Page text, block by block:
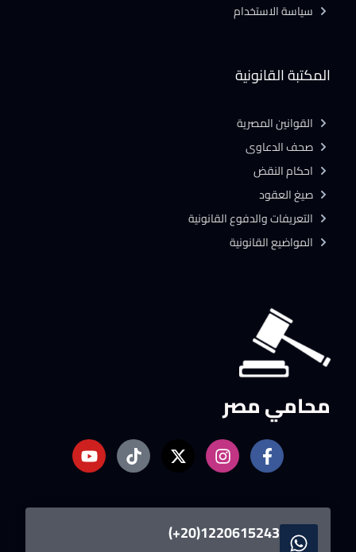
محامي مصر
1220615243(20+)
المكتبة القانونية
القوانين المصرية
صحف الدعاوى
احكام النقض
صيغ العقود
التعريفات والدفوع القانونية
المواضيع القانونية
سياسة الاستخدام